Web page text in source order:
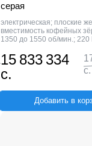
серая
электрическая; плоские
вместимость кофейных
1350 до 1550 об/мин.; 220
15 833 334
с.
с.
Добавить в